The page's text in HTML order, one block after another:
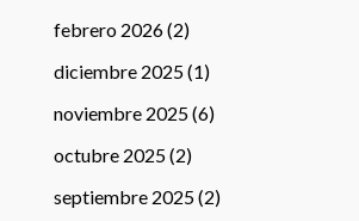
febrero 2026(2)
diciembre 2025(1)
noviembre 2025(6)
octubre 2025(2)
septiembre 2025(2)